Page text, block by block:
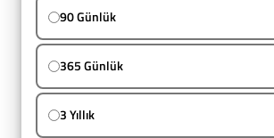
90 Günlük
365 Günlük
3 Yıllık